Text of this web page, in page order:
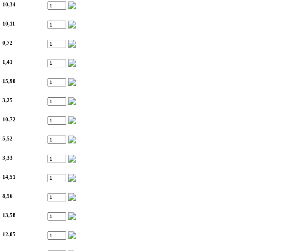
10,34
10,11
0,72
1,41
15,90
3,25
10,72
5,52
3,33
14,51
8,56
13,58
12,05